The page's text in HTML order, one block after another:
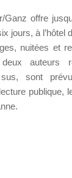
Ganz offre
jours, à l’hôtel
nuitées et
auteurs
sont
lecture publique,